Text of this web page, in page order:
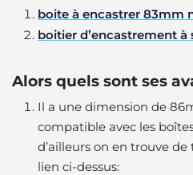
boite à encastrer 83mm
boitier d’encastrement
Alors quels sont ses
Il a une dimension de
compatible avec les
d’ailleurs on en trouve
lien ci-dessus: